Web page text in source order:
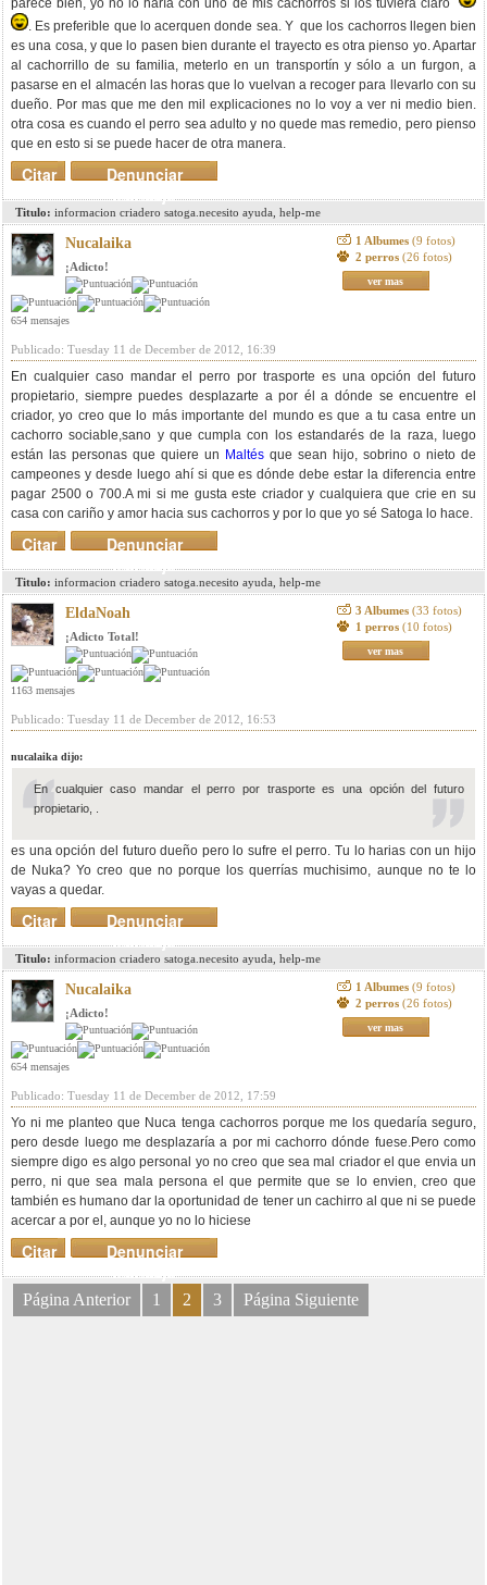
parece bien, yo no lo haría con uno de mis cachorros si los tuviera claro
. Es preferible que lo acerquen donde sea. Y que los cachorros llegen bien
es una cosa, y que lo pasen bien durante el trayecto es otra pienso yo. Apartar
al cachorrillo de su familia, meterlo en un transportín y sólo a un furgon, a
pasarse en el almacén las horas que lo vuelvan a recoger para llevarlo con su
dueño. Por mas que me den mil explicaciones no lo voy a ver ni medio bien.
otra cosa es cuando el perro sea adulto y no quede mas remedio, pero pienso
que en esto si se puede hacer de otra manera.
Denunciar
mensaje
Citar
Titulo: informacion criadero satoga.necesito ayuda, help-me
Nucalaika
¡Adicto!
654 mensajes
1 Albumes (9 fotos)
2 perros (26 fotos)
ver mas
Publicado: Tuesday 11 de December de 2012, 16:39
En cualquier caso mandar el perro por trasporte es una opción del futuro
propietario, siempre puedes desplazarte a por él a dónde se encuentre el
criador, yo creo que lo más importante del mundo es que a tu casa entre un
cachorro sociable,sano y que cumpla con los estandarés de la raza, luego
están las personas que quiere un Maltés que sean hijo, sobrino o nieto de
campeones y desde luego ahí si que es dónde debe estar la diferencia entre
pagar 2500 o 700.A mi si me gusta este criador y cualquiera que crie en su
casa con cariño y amor hacia sus cachorros y por lo que yo sé Satoga lo hace.
Denunciar
mensaje
Citar
Titulo: informacion criadero satoga.necesito ayuda, help-me
EldaNoah
¡Adicto Total!
1163 mensajes
3 Albumes (33 fotos)
1 perros (10 fotos)
ver mas
Publicado: Tuesday 11 de December de 2012, 16:53
nucalaika dijo:
En cualquier caso mandar el perro por trasporte es una opción del futuro
propietario, .
es una opción del futuro dueño pero lo sufre el perro. Tu lo harias con un hijo
de Nuka? Yo creo que no porque los querrías muchisimo, aunque no te lo
vayas a quedar.
Denunciar
mensaje
Citar
Titulo: informacion criadero satoga.necesito ayuda, help-me
Nucalaika
¡Adicto!
654 mensajes
1 Albumes (9 fotos)
2 perros (26 fotos)
ver mas
Publicado: Tuesday 11 de December de 2012, 17:59
Yo ni me planteo que Nuca tenga cachorros porque me los quedaría seguro,
pero desde luego me desplazaría a por mi cachorro dónde fuese.Pero como
siempre digo es algo personal yo no creo que sea mal criador el que envia un
perro, ni que sea mala persona el que permite que se lo envien, creo que
también es humano dar la oportunidad de tener un cachirro al que ni se puede
acercar a por el, aunque yo no lo hiciese
Denunciar
mensaje
Citar
Página Anterior 1 2 3 Página Siguiente